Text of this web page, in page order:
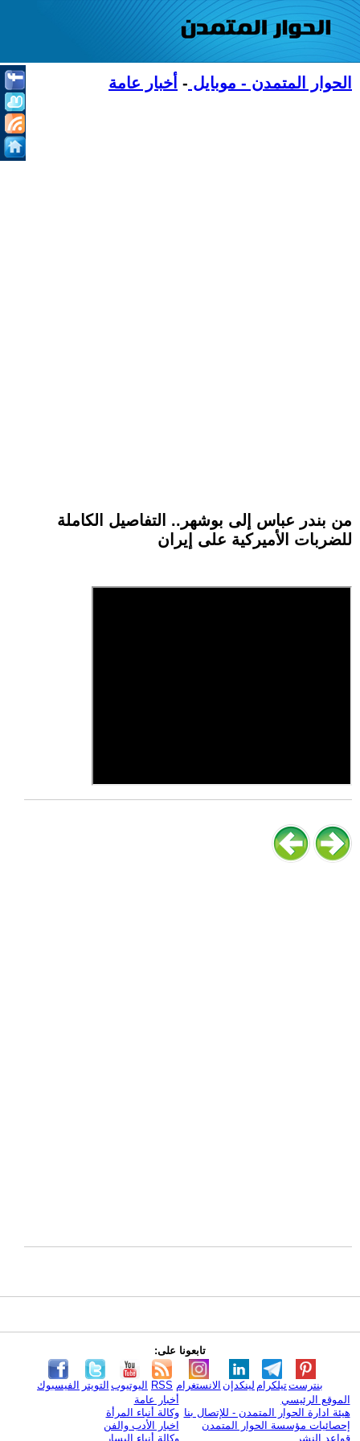
الحوار المتمدن - موبايل - أخبار عامة
من بندر عباس إلى بوشهر.. التفاصيل الكاملة
للضربات الأميركية على إيران
تابعونا على:
الفيسبوك التويتر اليوتيوب RSS الانستغرام لينكدإن تيلكرامبنترست
الموقع الرئيسي
هيئة ادارة الحوار المتمدن - للإتصال بنا
إحصائيات مؤسسة الحوار المتمدن
قواعد النشر
أخبار عامة
وكالة أنباء المرأة
اخبار الأدب والفن
وكالة أنباء اليسار